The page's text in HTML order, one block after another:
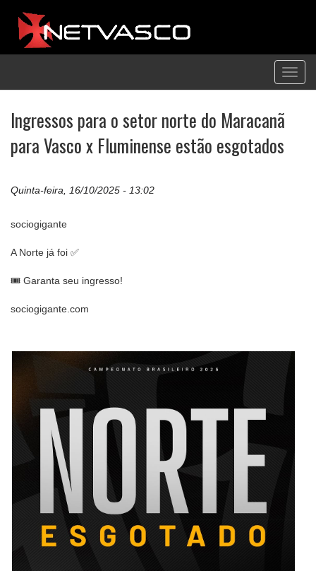
Ingressos para o setor norte do Maracanã
para Vasco x Fluminense estão esgotados
Quinta-feira, 16/10/2025 - 13:02
sociogigante
A Norte já foi ✅
🎟️ Garanta seu ingresso!
sociogigante.com